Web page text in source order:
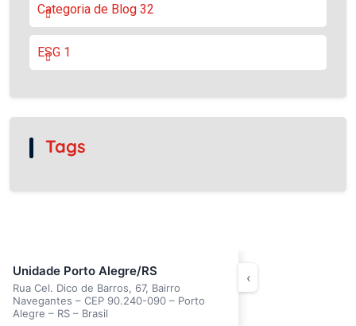
Categoria de Blog 32
ESG 1
Tags
Unidade Porto Alegre/RS
Rua Cel. Dico de Barros, 67, Bairro
Navegantes – CEP 90.240-090 – Porto
Alegre – RS – Brasil
‹